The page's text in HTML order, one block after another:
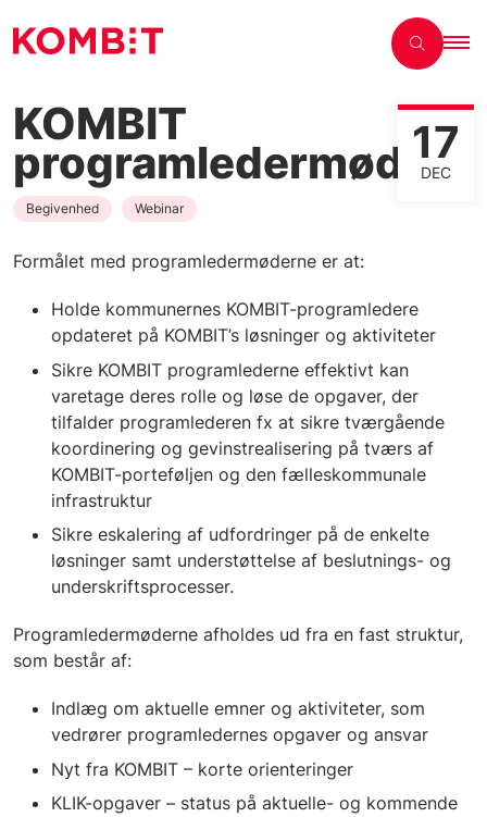
KOMBIT
programledermøde17
DEC
Begivenhed Webinar
Formålet med programledermøderne er at:
Holde kommunernes KOMBIT-programledere
opdateret på KOMBIT’s løsninger og aktiviteter
Sikre KOMBIT programlederne effektivt kan
varetage deres rolle og løse de opgaver, der
tilfalder programlederen fx at sikre tværgående
koordinering og gevinstrealisering på tværs af
KOMBIT-porteføljen og den fælleskommunale
infrastruktur
Sikre eskalering af udfordringer på de enkelte
løsninger samt understøttelse af beslutnings- og
underskriftsprocesser.
Programledermøderne afholdes ud fra en fast struktur,
som består af:
Indlæg om aktuelle emner og aktiviteter, som
vedrører programledernes opgaver og ansvar
Nyt fra KOMBIT – korte orienteringer
KLIK-opgaver – status på aktuelle- og kommende